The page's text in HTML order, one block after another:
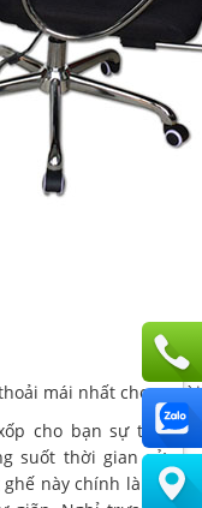
mái nhất cho
cho bạn sự trải
suốt thời gian sử
này chính là cơ